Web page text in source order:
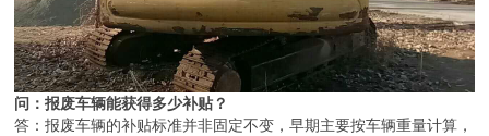
问：报废车辆能获得多少补贴？
答：报废车辆的补贴标准并非固定不变，早期主要按车辆重量计算，